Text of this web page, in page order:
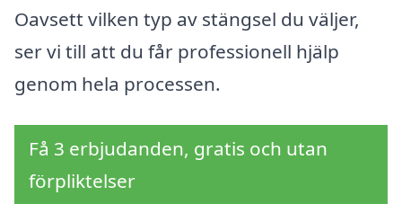
Oavsett vilken typ av stängsel du väljer,
ser vi till att du får professionell hjälp
genom hela processen.
Få 3 erbjudanden, gratis och utan
förpliktelser